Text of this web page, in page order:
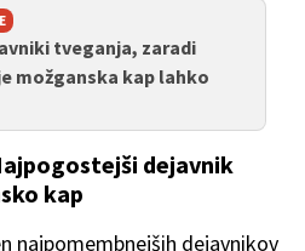
tveganja, zaradi
možganska kap lahko
dejavnik
kap
najpomembnejših dejavnikov